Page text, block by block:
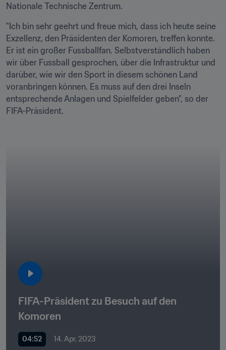
Nationale Technische Zentrum.
"Ich bin sehr geehrt und freue mich, dass ich heute seine
Exzellenz, den Präsidenten der Komoren, treffen konnte.
Er ist ein großer Fussballfan. Selbstverständlich haben
wir über Fussball gesprochen, über die Infrastruktur und
darüber, wie wir den Sport in diesem schönen Land
voranbringen können. Es muss auf den drei Inseln
entsprechende Anlagen und Spielfelder geben", so der
FIFA-Präsident.
FIFA-Präsident zu Besuch auf den
Komoren
04:52 14. Apr. 2023